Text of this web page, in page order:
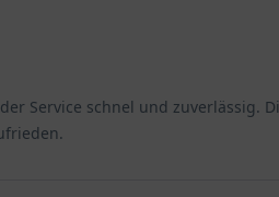
Service schnel und zuverlässig.